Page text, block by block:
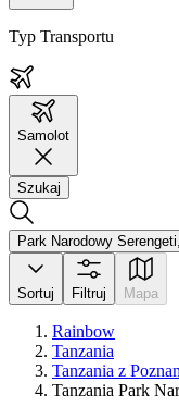
Typ Transportu
Samolot
Szukaj
Park Narodowy
Sortuj Filtruj Mapa
Rainbow
Tanzania
Tanzania z
Tanzania Park